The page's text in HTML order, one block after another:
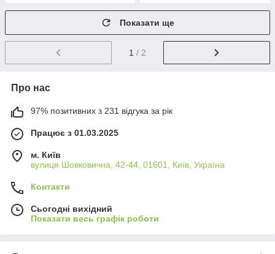
Показати ще
1 / 2
Про нас
97% позитивних з 231 відгука за рік
Працює з 01.03.2025
м. Київ
вулиця Шовковична, 42-44, 01601, Київ, Україна
Контакти
Сьогодні вихідний
Показати весь графік роботи